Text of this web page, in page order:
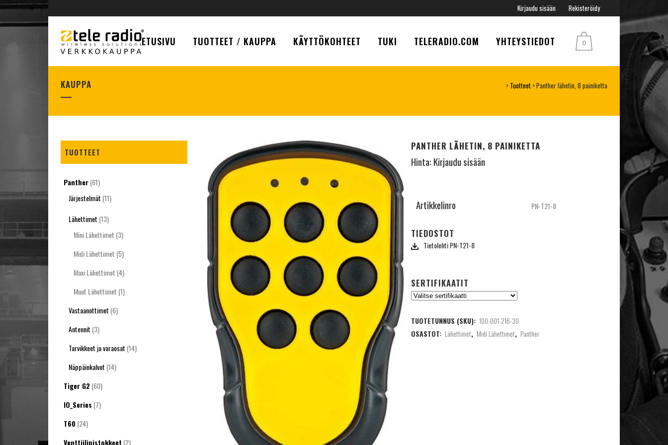
Kirjaudu sisään Rekisteröidy
0
ETUSIVU TUOTTEET / KAUPPA KÄYTTÖKOHTEET TUKI TELERADIO.COM YHTEYSTIEDOT
KAUPPA > Tuotteet >Panther lähetin, 8 painiketta
TUOTTEET
Panther(61)
Järjestelmät (11)
Lähettimet (13)
Mini Lähettimet (3)
Midi Lähettimet (5)
Maxi Lähettimet (4)
Muut Lähettimet (1)
Vastaanottimet (6)
Antennit (3)
Tarvikkeet ja varaosat (14)
Näppäinkalvot (14)
Tiger G2(60)
IO_Series (7)
T60 (24)
Venttiilipistokkeet (2)
PANTHER LÄHETIN, 8 PAINIKETTA
Hinta: Kirjaudu sisään
Artikkelinro PN-T21-8
TIEDOSTOT
Tietolehti PN-T21-8
SERTIFIKAATIT
TUOTETUNNUS (SKU): 100-001-216-30
OSASTOT: Lähettimet, Midi Lähettimet, Panther